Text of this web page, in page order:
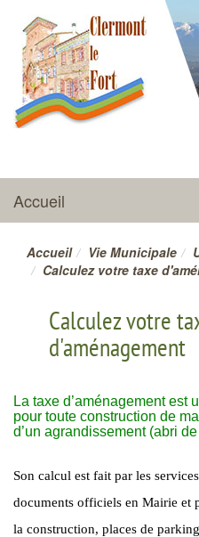
CLERMONT-LE-
Accueil
Accueil Vie Municipale
Calculez votre taxe
Calculez votre
d'aménagement
La taxe d’aménagement est
pour toute construction de
d’un agrandissement (abri
Son calcul est fait par les
documents officiels en Mairie et
la construction, places de